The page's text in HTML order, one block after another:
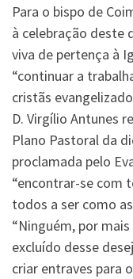
Para o bispo de
à celebração deste
viva de pertença à
“continuar a
cristãs
D. Virgílio Antunes
Plano Pastoral da
proclamada pelo
“encontrar-se com
todos a ser como
“Ninguém, por
excluído desse
criar entraves para